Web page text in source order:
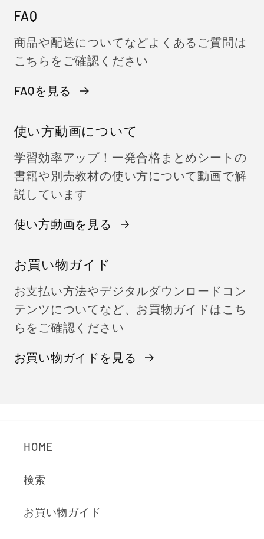
FAQ
商品や配送についてなどよくあるご質問は
こちらをご確認ください
FAQを見る
使い方動画について
学習効率アップ！一発合格まとめシートの
書籍や別売教材の使い方について動画で解
説しています
使い方動画を見る
お買い物ガイド
お支払い方法やデジタルダウンロードコン
テンツについてなど、お買物ガイドはこち
らをご確認ください
お買い物ガイドを見る
HOME
検索
お買い物ガイド